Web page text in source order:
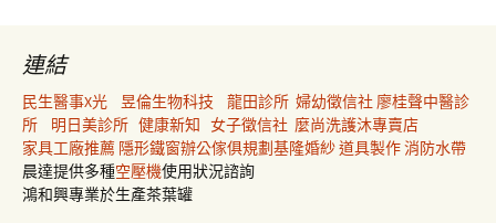
連結
民生醫事X光 昱倫生物科技 龍田診所 婦幼徵信社 廖桂聲中醫診
所
明日美診所 健康新知 女子徵信社 麼尚洗護沐專賣店
家具工廠推薦 隱形鐵窗辦公傢俱規劃基隆婚紗道具製作消防水帶
晨達提供多種空壓機使用狀況諮詢
鴻和興專業於生產茶葉罐